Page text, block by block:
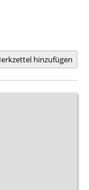
hinzufügen